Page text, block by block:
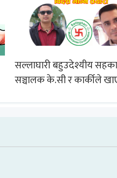
सल्लाघारी बहुउदेश्यीय
सञ्चालक के.सी र कार्कीले